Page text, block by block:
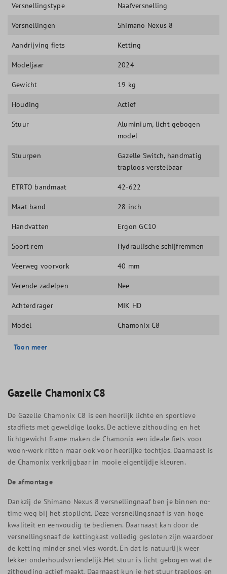
Versnellingstype Naafversnelling
Versnellingen Shimano Nexus 8
Aandrijving fiets Ketting
Modeljaar 2024
Gewicht 19 kg
Houding Actief
Stuur
Aluminium, licht gebogen
model
Stuurpen
Gazelle Switch, handmatig
traploos verstelbaar
ETRTO bandmaat 42-622
Maat band 28 inch
Handvatten Ergon GC10
Soort rem Hydraulische schijfremmen
Veerweg voorvork 40 mm
Verende zadelpen Nee
Achterdrager MIK HD
Model Chamonix C8
Toon meer
Gazelle Chamonix C8
De Gazelle Chamonix C8 is een heerlijk lichte en sportieve
stadfiets met geweldige looks. De actieve zithouding en het
lichtgewicht frame maken de Chamonix een ideale fiets voor
woon-werk ritten maar ook voor heerlijke tochtjes. Daarnaast is
de Chamonix verkrijgbaar in mooie eigentijdje kleuren.
De afmontage
Dankzij de Shimano Nexus 8 versnellingnaaf ben je binnen no-
time weg bij het stoplicht. Deze versnellingsnaaf is van hoge
kwaliteit en eenvoudig te bedienen. Daarnaast kan door de
versnellingsnaaf de kettingkast volledig gesloten zijn waardoor
de ketting minder snel vies wordt. En dat is natuurlijk weer
lekker onderhoudsvriendelijk.Het stuur is licht gebogen wat de
zithouding actief maakt. Daarnaast kun je het stuur traploos en